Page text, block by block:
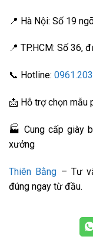
📍 Hà Nội: Số 19
📍 TP.HCM: Số 36,
📞 Hotline:
📩 Hỗ trợ chọn mẫu
🏭 Cung cấp giày
xưởng
Thiên Bằng – Tư
đúng ngay từ đầu.